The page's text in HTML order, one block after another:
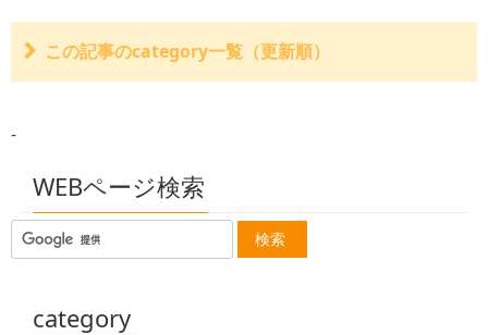
この記事のcategory一覧（更新順）
低脳髄の健保適用 まずは事前検査から通達
低脳髄に朗報です
後遺障害の等級変更求め
車運転過失致死傷罪を創設、「飲酒」に厳罰の改正刑法
-
WEBページ検索
category